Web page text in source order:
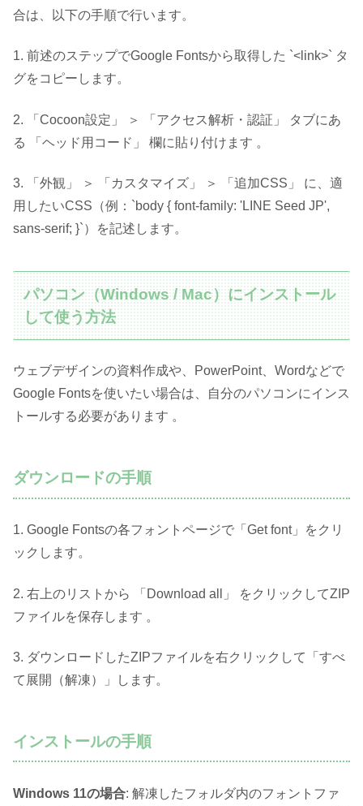
合は、以下の手順で行います。
1. 前述のステップでGoogle Fontsから取得した `<link>` タ
グをコピーします。
2. 「Cocoon設定」 ＞ 「アクセス解析・認証」 タブにあ
る 「ヘッド用コード」 欄に貼り付けます 。
3. 「外観」 ＞ 「カスタマイズ」 ＞ 「追加CSS」 に、適
用したいCSS（例：`body { font-family: 'LINE Seed JP',
sans-serif; }`）を記述します。
パソコン（Windows / Mac）にインストール
して使う方法
ウェブデザインの資料作成や、PowerPoint、Wordなどで
Google Fontsを使いたい場合は、自分のパソコンにインス
トールする必要があります 。
ダウンロードの手順
1. Google Fontsの各フォントページで「Get font」をクリ
ックします。
2. 右上のリストから 「Download all」 をクリックしてZIP
ファイルを保存します 。
3. ダウンロードしたZIPファイルを右クリックして「すべ
て展開（解凍）」します。
インストールの手順
Windows 11の場合: 解凍したフォルダ内のフォントファ